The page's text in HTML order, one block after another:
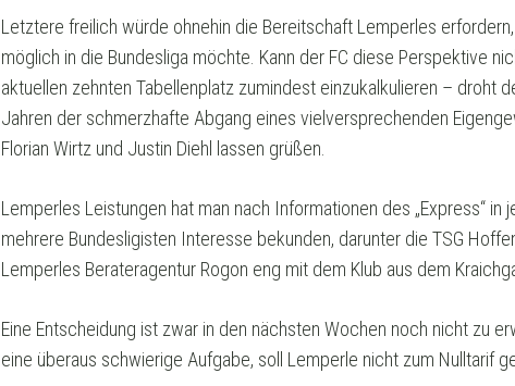
Letztere freilich würde ohnehin die Bereitschaft Lemperles
möglich in die Bundesliga möchte. Kann der FC diese Perspektive
aktuellen zehnten Tabellenplatz zumindest einzukalkulieren – droht
Jahren der schmerzhafte Abgang eines vielversprechenden
Florian Wirtz und Justin Diehl lassen grüßen.
Lemperles Leistungen hat man nach Informationen des „Express“
mehrere Bundesligisten Interesse bekunden, darunter die TSG
Lemperles Berateragentur Rogon eng mit dem Klub aus dem
Eine Entscheidung ist zwar in den nächsten Wochen noch nicht zu
eine überaus schwierige Aufgabe, soll Lemperle nicht zum Nulltarif